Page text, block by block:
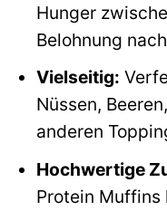
Hunger
Belohnung
Vielseitig:
Nüssen,
anderen
Hochwertige
Protein